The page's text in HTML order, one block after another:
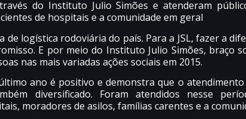
do Instituto Julio Simões e atenderam
de hospitais e a comunidade em geral
logística rodoviária do país. Para a JSL, fazer a
E por meio do Instituto Julio Simões, braço
nas mais variadas ações sociais em 2015.
ano é positivo e demonstra que o
diversificado. Foram atendidos nesse
moradores de asilos, famílias carentes e a